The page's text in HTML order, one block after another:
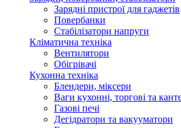
Зарядні пристрої для гаджетів
Повербанки
Стабілізатори напруги
Кліматична техніка
Вентилятори
Обігрівачі
Кухонна техніка
Блендери, міксери
Ваги кухонні, торгові та
Газові печі
Дегідратори та вакууматори